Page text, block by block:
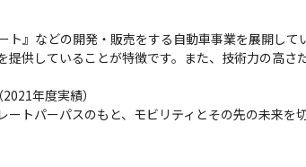
』などの開発・販売をする自動車事業を展開して
供していることが特徴です。また、技術力の高さ
年度実績）
トパーパスのもと、モビリティとその先の未来を